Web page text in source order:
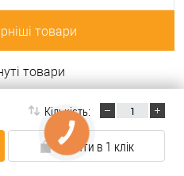
Кількість:
Купити в 1 клік
товари
товари
Хіт продажу